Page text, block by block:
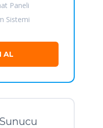
Paneli
Sistemi
AL